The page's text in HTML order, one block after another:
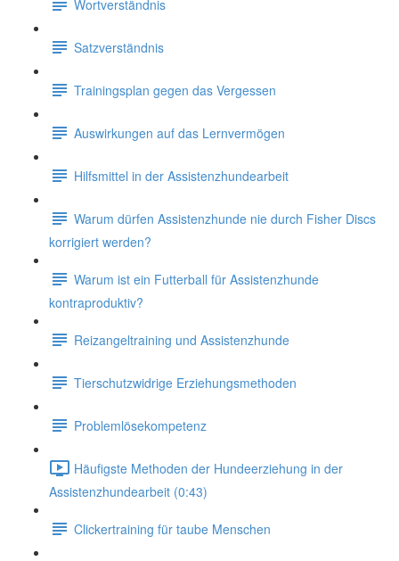
Wortverständnis
Satzverständnis
Trainingsplan gegen das Vergessen
Auswirkungen auf das Lernvermögen
Hilfsmittel in der Assistenzhundearbeit
Warum dürfen Assistenzhunde nie durch Fisher Discs
korrigiert werden?
Warum ist ein Futterball für Assistenzhunde
kontraproduktiv?
Reizangeltraining und Assistenzhunde
Tierschutzwidrige Erziehungsmethoden
Problemlösekompetenz
Häufigste Methoden der Hundeerziehung in der
Assistenzhundearbeit (0:43)
Clickertraining für taube Menschen